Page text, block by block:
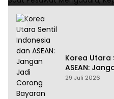
Korea Utara
ASEAN:
Amerika
29 Juli 2026